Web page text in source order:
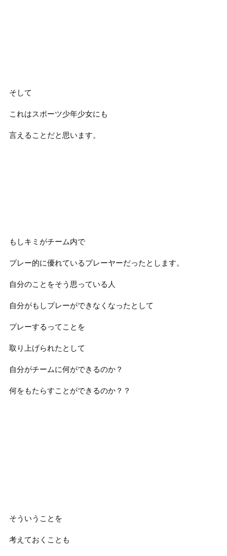
そして
これはスポーツ少年少女にも
言えることだと思います。
もしキミがチーム内で
プレー的に優れているプレーヤーだったとします。
自分のことをそう思っている人
自分がもしプレーができなくなったとして
プレーするってことを
取り上げられたとして
自分がチームに何ができるのか？
何をもたらすことができるのか？？
そういうことを
考えておくことも